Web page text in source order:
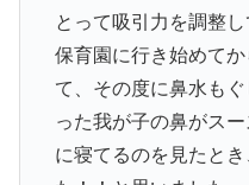
とって吸引力を調整
保育園に行き始めて
て、その度に鼻水も
った我が子の鼻がス
に寝てるのを見たと